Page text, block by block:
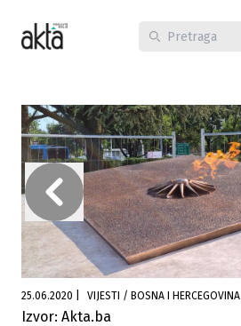
25.06.2020 VIJESTI / BOSNA I HERCEGOVINA
Izvor: Akta.ba